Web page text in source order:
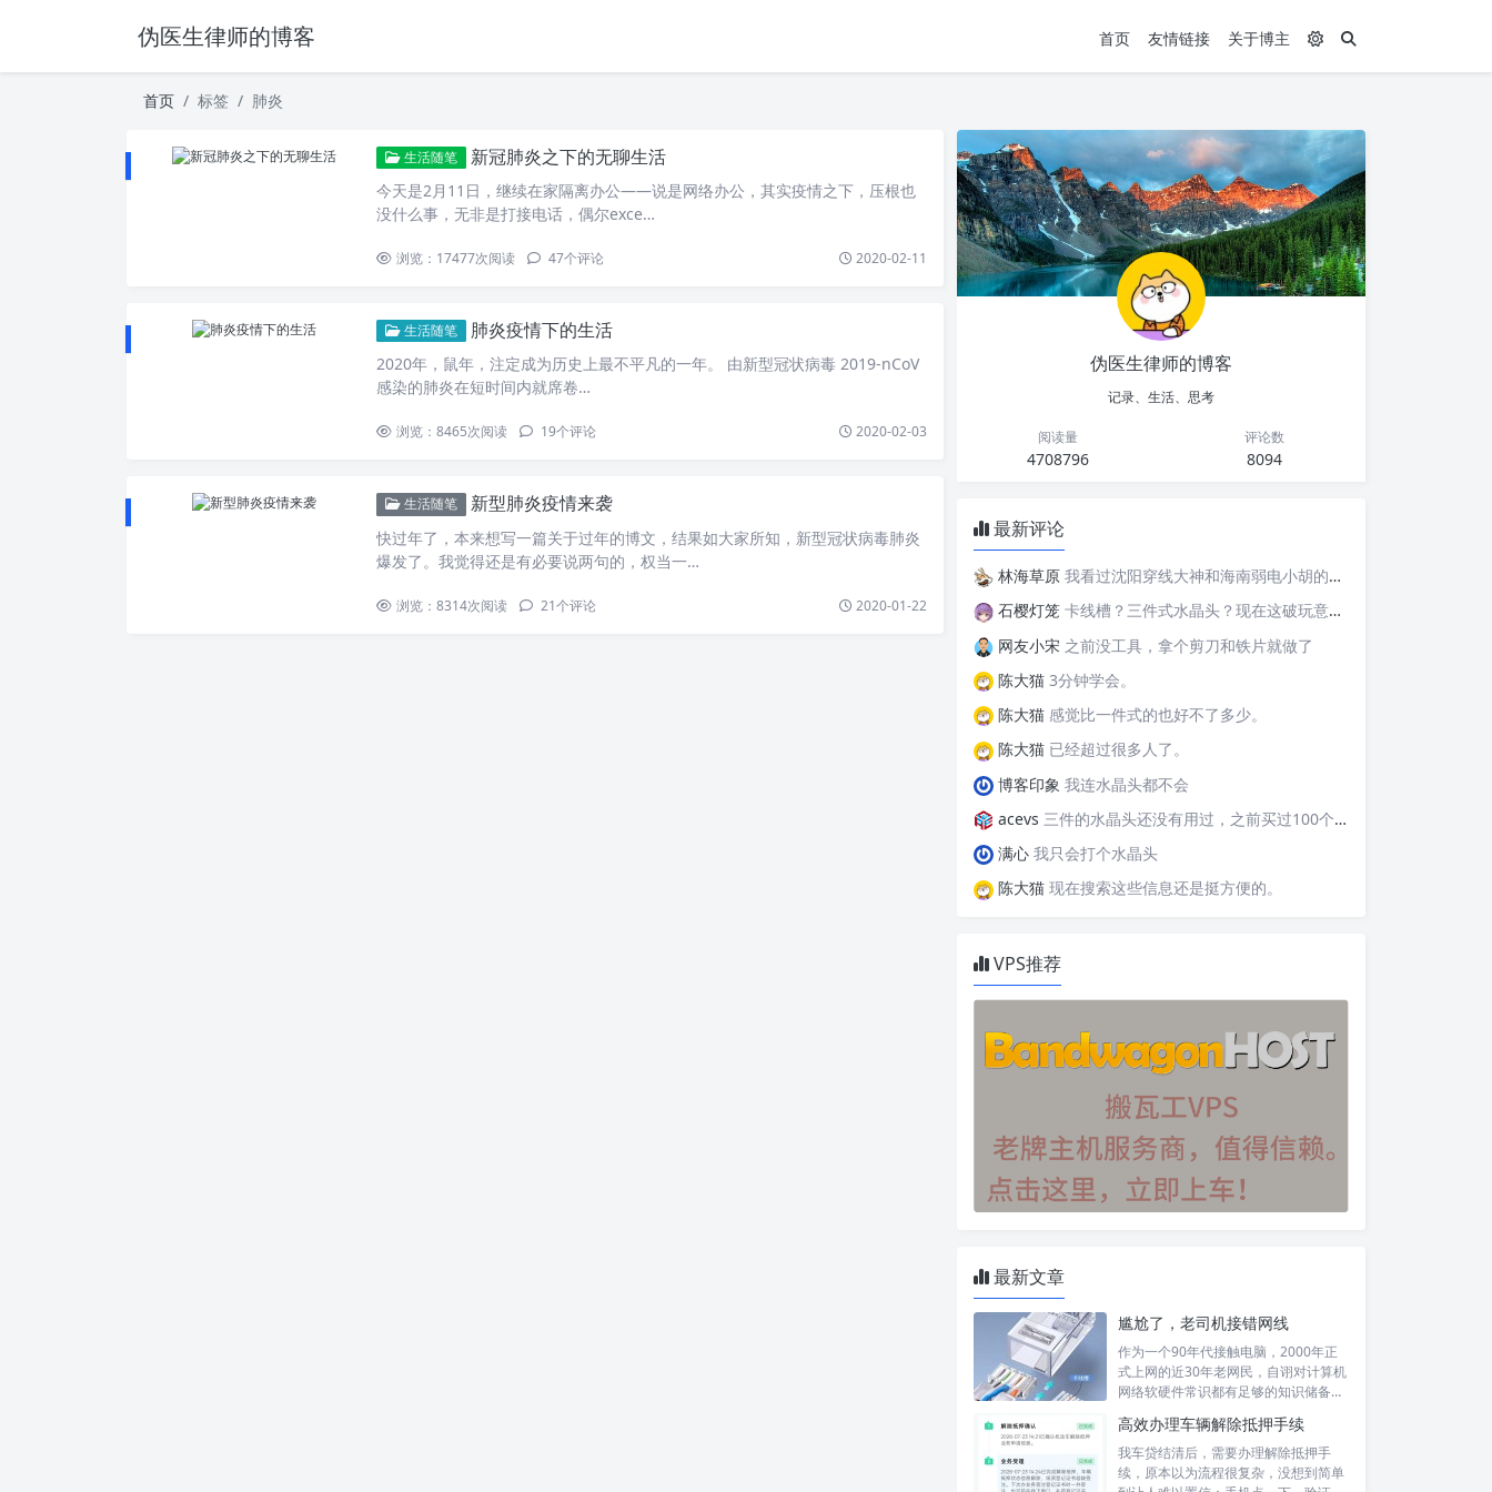
伪医生律师的博客 首页 友情链接 关于博主
首页 标签 肺炎
生活随笔 新冠肺炎之下的无聊生活
今天是2月11日，继续在家隔离办公——说是网络办公，其实疫情之下，压根也
没什么事，无非是打接电话，偶尔exce…
浏览：17477次阅读 47个评论 2020-02-11
生活随笔 肺炎疫情下的生活
2020年，鼠年，注定成为历史上最不平凡的一年。 由新型冠状病毒 2019-nCoV
感染的肺炎在短时间内就席卷…
浏览：8465次阅读 19个评论 2020-02-03
生活随笔 新型肺炎疫情来袭
快过年了，本来想写一篇关于过年的博文，结果如大家所知，新型冠状病毒肺炎
爆发了。我觉得还是有必要说两句的，权当一…
浏览：8314次阅读 21个评论 2020-01-22
伪医生律师的博客
记录、生活、思考
阅读量
4708796
评论数
8094
最新评论
林海草原 我看过沈阳穿线大神和海南弱电小胡的视频，他们做这些的熟练程度，是不是也是建立在这些翻车之上的....
石樱灯笼 卡线槽？三件式水晶头？现在这破玩意变得这么复杂了？
网友小宋 之前没工具，拿个剪刀和铁片就做了
陈大猫 3分钟学会。
陈大猫 感觉比一件式的也好不了多少。
陈大猫 已经超过很多人了。
博客印象 我连水晶头都不会
acevs 三件的水晶头还没有用过，之前买过100个水晶头还没有 用完。
满心 我只会打个水晶头
陈大猫 现在搜索这些信息还是挺方便的。
VPS推荐
最新文章
尴尬了，老司机接错网线
作为一个90年代接触电脑，2000年正
式上网的近30年老网民，自诩对计算机
网络软硬件常识都有足够的知识储备，
高效办理车辆解除抵押手续
我车贷结清后，需要办理解除抵押手
续，原本以为流程很复杂，没想到简单